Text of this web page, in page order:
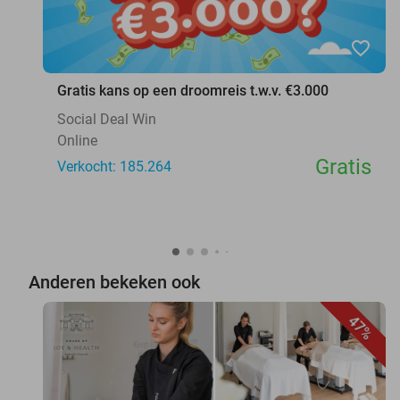
favorite_border
Gratis kans op een droomreis t.w.v. €3.000
Social Deal Win
Online
Verkocht: 185.264
Gratis
Anderen bekeken ook
47%